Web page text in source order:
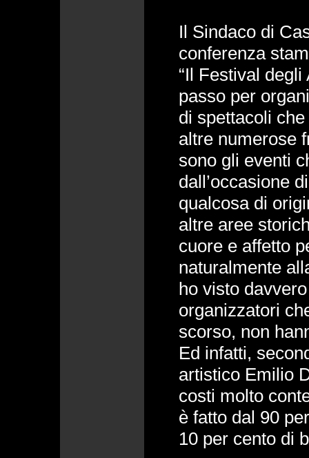
Il Sindaco di
conferenza
“Il Festival
passo per
di spettacoli
altre numerose
sono gli eventi
dall’occasione
qualcosa di
altre aree
cuore e affetto
naturalmente
ho visto
organizzatori
scorso, non
Ed infatti,
artistico Emilio
costi molto
è fatto dal 90
10 per cento di